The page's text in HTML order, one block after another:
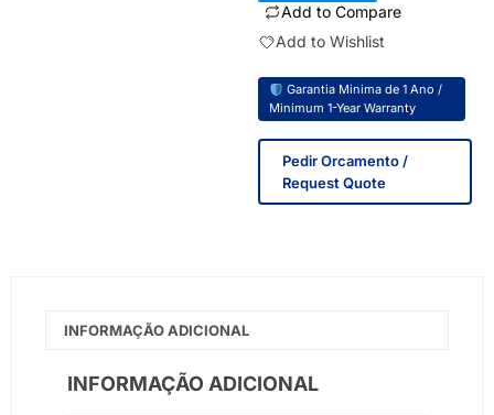
Add to Compare
Add to Wishlist
Garantia Minima de 1 Ano /
Minimum 1-Year Warranty
Pedir Orcamento /
Request Quote
INFORMAÇÃO ADICIONAL
INFORMAÇÃO ADICIONAL